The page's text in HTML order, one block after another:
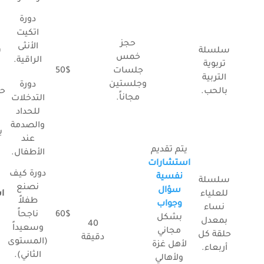
يتم تقديم
استشارات
نفسية
سؤال
وجواب
بشكل
مجاني
لأهل غزة
ولأهالي
40
دقيقة
سلسلة
تربوية
التربية
بالحب.
حجز
خمس
جلسات
وجلستين
مجاناً.
50$
دورة
اتكيت
الأنثى
الراقية.
دورة
التدخلات
للحداد
والصدمة
عند
الأطفال.
سلسلة
للعلياء
نساء
بمعدل
حلقة كل
أربعاء.
60$
دورة كيف
نصنع
طفلاً
ناجحاً
وسعيداً
(المستوى
الثاني).